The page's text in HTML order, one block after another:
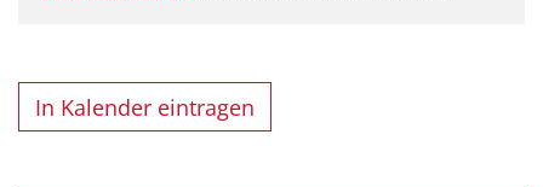
In Kalender eintragen